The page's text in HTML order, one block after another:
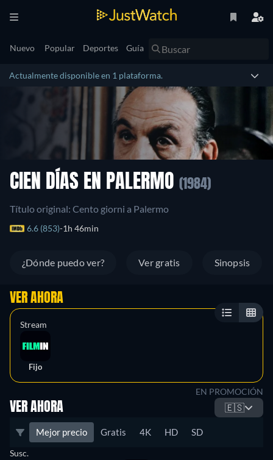
Nuevo Popular Deportes Guía
Actualmente disponible en 1 plataforma.
CIEN DÍAS EN PALERMO (1984)
Título original: Cento giorni a Palermo
6.6 (853) 1h 46min
¿Dónde puedo ver? Ver gratis Sinopsis
VER AHORA
Stream
Fijo
EN PROMOCIÓN
VER AHORA 🇪🇸
Mejor precio Gratis 4K HD SD
Susc.